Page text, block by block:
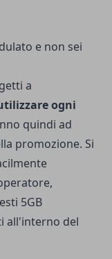
e non sei
a
ogni
quindi ad
promozione. Si
5GB
all'interno del